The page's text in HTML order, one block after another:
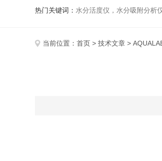
热门关键词： 水分活度仪，水分吸附分析
当前位置： 首页 > 技术文章 >